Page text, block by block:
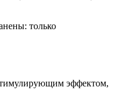
только
эффектом,